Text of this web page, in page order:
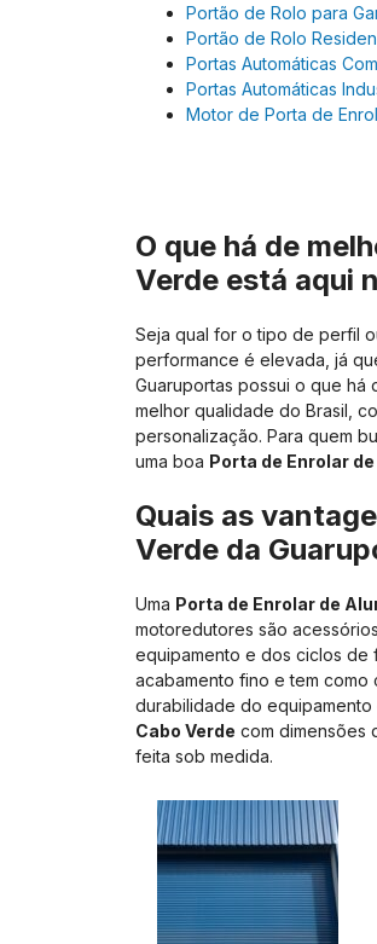
Portão de Rolo para
Portão de Rolo
Portas Automáticas
Portas Automáticas
Motor de Porta de
O que há de
Verde está aqui
Seja qual for o tipo de perfil
performance é elevada, já
Guaruportas possui o que
melhor qualidade do Brasil,
personalização. Para quem
uma boa Porta de Enrolar
Quais as
Verde da
Uma Porta de Enrolar de
motoredutores são
equipamento e dos ciclos de
acabamento fino e tem
durabilidade do equipamento
Cabo Verde com dimensões
feita sob medida.